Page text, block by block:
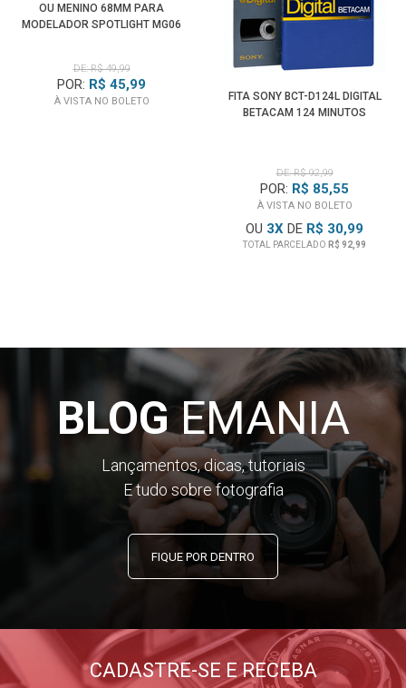
OU MENINO 68MM PARA
MODELADOR SPOTLIGHT MG06
DE: R$ 49,99
POR: R$ 45,99
À VISTA NO BOLETO
FITA SONY BCT-D124L DIGITAL
BETACAM 124 MINUTOS
DE: R$ 92,99
POR: R$ 85,55
À VISTA NO BOLETO
OU 3X DE R$ 30,99
TOTAL PARCELADO R$ 92,99
BLOGEMANIA
Lançamentos, dicas, tutoriais
E tudo sobre fotografia
FIQUE POR DENTRO
CADASTRE-SE E RECEBA